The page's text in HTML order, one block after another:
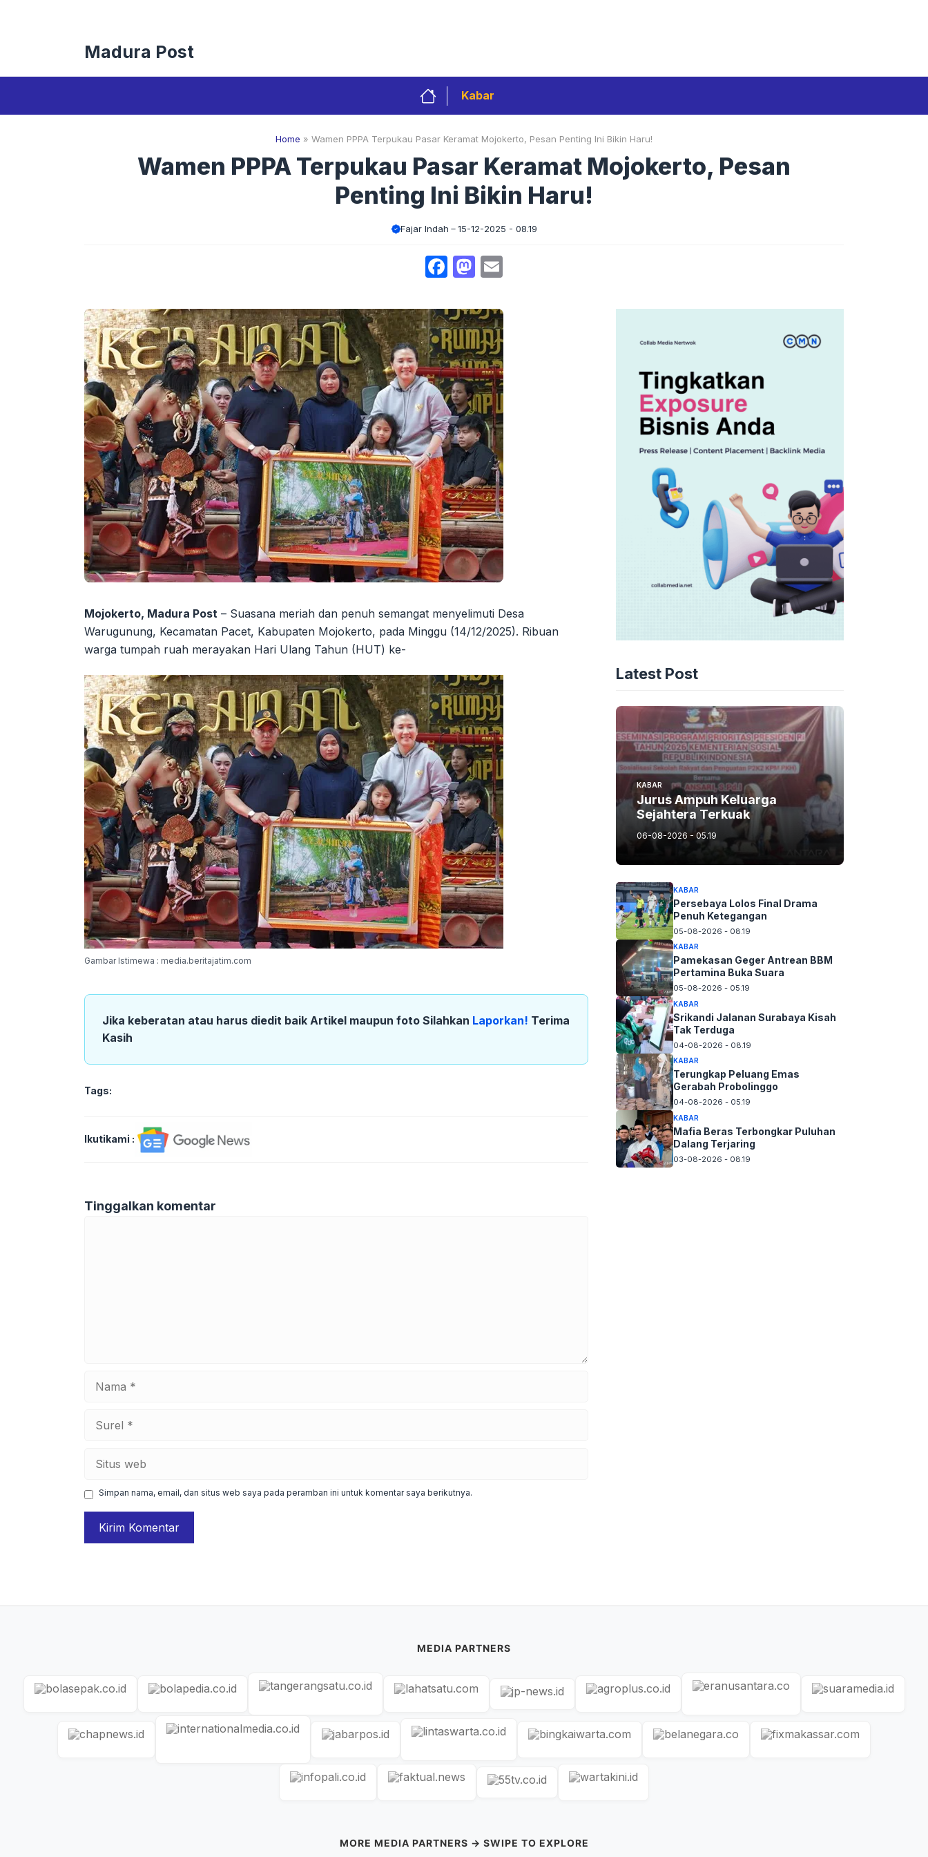
Madura Post
Kabar
Home » Wamen PPPA Terpukau Pasar Keramat Mojokerto, Pesan Penting Ini Bikin Haru!
Wamen PPPA Terpukau Pasar Keramat Mojokerto, Pesan
Penting Ini Bikin Haru!
Fajar Indah 15-12-2025 - 08.19
Facebook
Mastodon
Mojokerto, Madura Post – Suasana meriah dan penuh semangat menyelimuti Desa
Warugunung, Kecamatan Pacet, Kabupaten Mojokerto, pada Minggu (14/12/2025). Ribuan
warga tumpah ruah merayakan Hari Ulang Tahun (HUT) ke-
Gambar Istimewa : media.beritajatim.com
Jika keberatan atau harus diedit baik Artikel maupun foto Silahkan Laporkan! Terima
Kasih
Tags:
Ikutikami :
Tinggalkan komentar
web
Simpan nama, email, dan situs web saya pada peramban ini untuk komentar saya berikutnya.
Latest Post
KABAR
Jurus Ampuh Keluarga
Sejahtera Terkuak
06-08-2026 - 05.19
KABAR
Persebaya Lolos Final Drama
Penuh Ketegangan
05-08-2026 - 08.19
KABAR
Pamekasan Geger Antrean BBM
Pertamina Buka Suara
05-08-2026 - 05.19
KABAR
Srikandi Jalanan Surabaya Kisah
Tak Terduga
04-08-2026 - 08.19
KABAR
Terungkap Peluang Emas
Gerabah Probolinggo
04-08-2026 - 05.19
KABAR
Mafia Beras Terbongkar Puluhan
Dalang Terjaring
03-08-2026 - 08.19
MEDIA PARTNERS
MORE MEDIA PARTNERS → SWIPE TO EXPLORE